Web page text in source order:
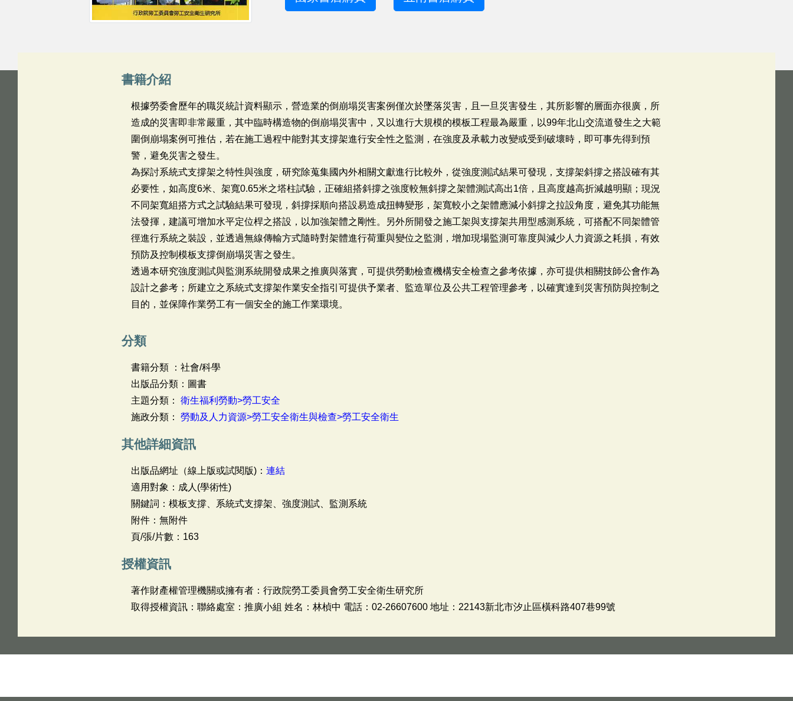
書籍介紹
根據勞委會歷年的職災統計資料顯示，營造業的倒崩塌災害案例僅次於墜落災害，且一旦災害發生，其所影響的層面亦很廣，所
造成的災害即非常嚴重，其中臨時構造物的倒崩塌災害中，又以進行大規模的模板工程最為嚴重，以99年北山交流道發生之大範
圍倒崩塌案例可推估，若在施工過程中能對其支撐架進行安全性之監測，在強度及承載力改變或受到破壞時，即可事先得到預
警，避免災害之發生。
為探討系統式支撐架之特性與強度，研究除蒐集國內外相關文獻進行比較外，從強度測試結果可發現，支撐架斜撐之搭設確有其
必要性，如高度6米、架寬0.65米之塔柱試驗，正確組搭斜撐之強度較無斜撐之架體測試高出1倍，且高度越高折減越明顯；現況
不同架寬組搭方式之試驗結果可發現，斜撐採順向搭設易造成扭轉變形，架寬較小之架體應減小斜撐之拉設角度，避免其功能無
法發揮，建議可增加水平定位桿之搭設，以加強架體之剛性。另外所開發之施工架與支撐架共用型感測系統，可搭配不同架體管
徑進行系統之裝設，並透過無線傳輸方式隨時對架體進行荷重與變位之監測，增加現場監測可靠度與減少人力資源之耗損，有效
預防及控制模板支撐倒崩塌災害之發生。
透過本研究強度測試與監測系統開發成果之推廣與落實，可提供勞動檢查機構安全檢查之參考依據，亦可提供相關技師公會作為
設計之參考；所建立之系統式支撐架作業安全指引可提供予業者、監造單位及公共工程管理參考，以確實達到災害預防與控制之
目的，並保障作業勞工有一個安全的施工作業環境。
分類
書籍分類 ：社會/科學
出版品分類：圖書
主題分類： 衛生福利勞動>勞工安全
施政分類： 勞動及人力資源>勞工安全衛生與檢查>勞工安全衛生
其他詳細資訊
出版品網址（線上版或試閱版)： 連結
適用對象：成人(學術性)
關鍵詞：模板支撐、系統式支撐架、強度測試、監測系統
附件：無附件
頁/張/片數：163
授權資訊
著作財產權管理機關或擁有者：行政院勞工委員會勞工安全衛生研究所
取得授權資訊：聯絡處室：推廣小組 姓名：林楨中 電話：02-26607600 地址：22143新北市汐止區橫科路407巷99號